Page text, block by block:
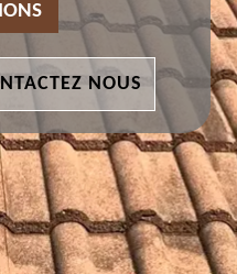
NOUS